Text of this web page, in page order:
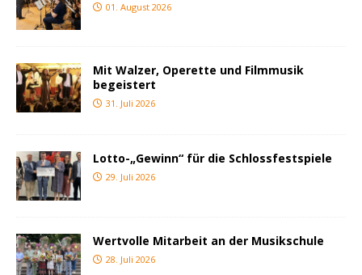
01. August 2026
Mit Walzer, Operette und Filmmusik
begeistert
31. Juli 2026
Lotto-„Gewinn“ für die Schlossfestspiele
29. Juli 2026
Wertvolle Mitarbeit an der Musikschule
28. Juli 2026